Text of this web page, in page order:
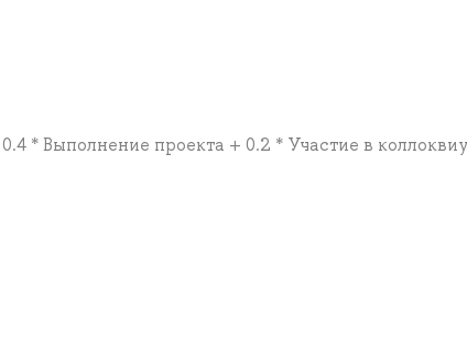
* Выполнение проекта + 0.2 * Участие в